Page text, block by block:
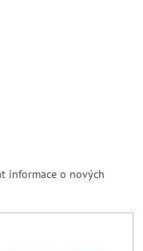
informace o nových